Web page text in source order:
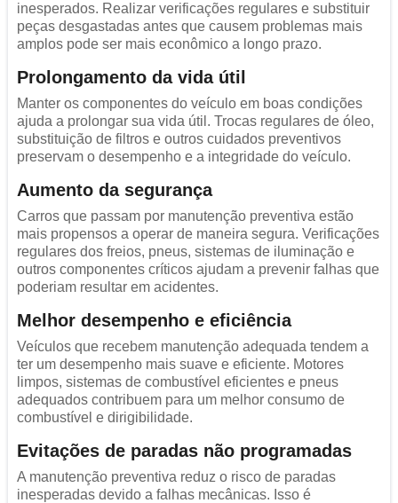
inesperados. Realizar verificações regulares e substituir
peças desgastadas antes que causem problemas mais
amplos pode ser mais econômico a longo prazo.
Prolongamento da vida útil
Manter os componentes do veículo em boas condições
ajuda a prolongar sua vida útil. Trocas regulares de óleo,
substituição de filtros e outros cuidados preventivos
preservam o desempenho e a integridade do veículo.
Aumento da segurança
Carros que passam por manutenção preventiva estão
mais propensos a operar de maneira segura. Verificações
regulares dos freios, pneus, sistemas de iluminação e
outros componentes críticos ajudam a prevenir falhas que
poderiam resultar em acidentes.
Melhor desempenho e eficiência
Veículos que recebem manutenção adequada tendem a
ter um desempenho mais suave e eficiente. Motores
limpos, sistemas de combustível eficientes e pneus
adequados contribuem para um melhor consumo de
combustível e dirigibilidade.
Evitações de paradas não programadas
A manutenção preventiva reduz o risco de paradas
inesperadas devido a falhas mecânicas. Isso é